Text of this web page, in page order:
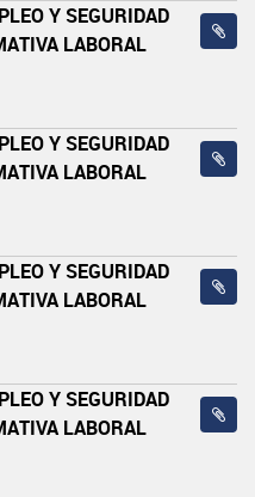
Y SEGURIDAD
LABORAL
Y SEGURIDAD
LABORAL
Y SEGURIDAD
LABORAL
Y SEGURIDAD
LABORAL